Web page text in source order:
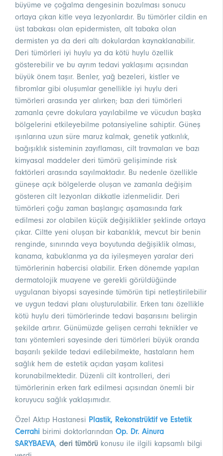
büyüme ve çoğalma dengesinin bozulması sonucu
ortaya çıkan kitle veya lezyonlardır. Bu tümörler cildin en
üst tabakası olan epidermisten, alt tabaka olan
dermisten ya da deri altı dokulardan kaynaklanabilir.
Deri tümörleri iyi huylu ya da kötü huylu özellik
gösterebilir ve bu ayrım tedavi yaklaşımı açısından
büyük önem taşır. Benler, yağ bezeleri, kistler ve
fibromlar gibi oluşumlar genellikle iyi huylu deri
tümörleri arasında yer alırken; bazı deri tümörleri
zamanla çevre dokulara yayılabilme ve vücudun başka
bölgelerini etkileyebilme potansiyeline sahiptir. Güneş
ışınlarına uzun süre maruz kalmak, genetik yatkınlık,
bağışıklık sisteminin zayıflaması, cilt travmaları ve bazı
kimyasal maddeler deri tümörü gelişiminde risk
faktörleri arasında sayılmaktadır. Bu nedenle özellikle
güneşe açık bölgelerde oluşan ve zamanla değişim
gösteren cilt lezyonları dikkatle izlenmelidir. Deri
tümörleri çoğu zaman başlangıç aşamasında fark
edilmesi zor olabilen küçük değişiklikler şeklinde ortaya
çıkar. Ciltte yeni oluşan bir kabarıklık, mevcut bir benin
renginde, sınırında veya boyutunda değişiklik olması,
kanama, kabuklanma ya da iyileşmeyen yaralar deri
tümörlerinin habercisi olabilir. Erken dönemde yapılan
dermatolojik muayene ve gerekli görüldüğünde
uygulanan biyopsi sayesinde tümörün tipi netleştirilebilir
ve uygun tedavi planı oluşturulabilir. Erken tanı özellikle
kötü huylu deri tümörlerinde tedavi başarısını belirgin
şekilde artırır. Günümüzde gelişen cerrahi teknikler ve
tanı yöntemleri sayesinde deri tümörleri büyük oranda
başarılı şekilde tedavi edilebilmekte, hastaların hem
sağlık hem de estetik açıdan yaşam kalitesi
korunabilmektedir. Düzenli cilt kontrolleri, deri
tümörlerinin erken fark edilmesi açısından önemli bir
koruyucu sağlık yaklaşımıdır.
Özel Aktıp Hastanesi Plastik, Rekonstrüktif ve Estetik
Cerrahi birimi doktorlarından Op. Dr. Ainura
SARYBAEVA, deri tümörü konusu ile ilgili kapsamlı bilgi